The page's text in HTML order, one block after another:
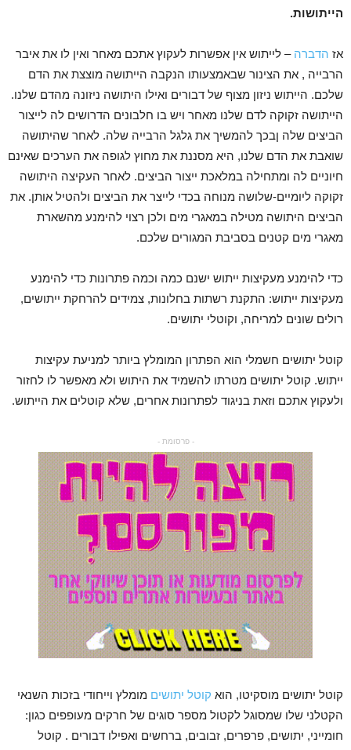
הייתושות.
אז הדברה – לייתוש אין אפשרות לעקוץ אתכם מאחר ואין לו את איבר
הרבייה , את הצינור שבאמצעותו הנקבה הייתושה מוצצת את הדם
שלכם. הייתוש ניזון מצוף של דבורים ואילו היתושה ניזונה מהדם שלנו.
הייתושה זקוקה לדם שלנו מאחר ויש בו חלבונים הדרושים לה לייצור
הביצים שלה ןבכך להמשיך את גלגל הרבייה שלה. לאחר שהיתושה
שואבת את הדם שלנו, היא מסננת את מחוץ לגופה את הערכים שאינם
חיוניים לה ומתחילה במלאכת ייצור הביצים. לאחר העקיצה היתושה
זקוקה ליומיים-שלושה מנוחה בכדי לייצר את הביצים ולהטיל אותן. את
הביצים היתושה מטילה במאגרי מים ולכן רצוי להימנע מהשארת
מאגרי מים קטנים בסביבת המגורים שלכם.
כדי להימנע מעקיצות ייתוש ישנם כמה וכמה פתרונות כדי להימנע
מעקיצות ייתוש: התקנת רשתות בחלונות, צמידים להרחקת ייתושים,
רולים שונים למריחה, וקוטלי יתושים.
קוטל יתושים חשמלי הוא הפתרון המומלץ ביותר למניעת עקיצות
ייתוש. קוטל יתושים מטרתו להשמיד את היתוש ולא מאפשר לו לחזור
ולעקוץ אתכם וזאת בניגוד לפתרונות אחרים, שלא קוטלים את הייתוש.
- פרסומת -
קוטל יתושים מוסקיטו, הוא קוטל יתושים מומלץ וייחודי בזכות השנאי
הקטלני שלו שמסוגל לקטול מספר סוגים של חרקים מעופפים כגון:
חומייני, יתושים, פרפרים, זבובים, ברחשים ואפילו דבורים . קוטל